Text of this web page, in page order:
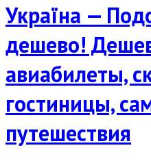
Україна —
дешево!
авиабилеты,
гостиницы,
путешествия